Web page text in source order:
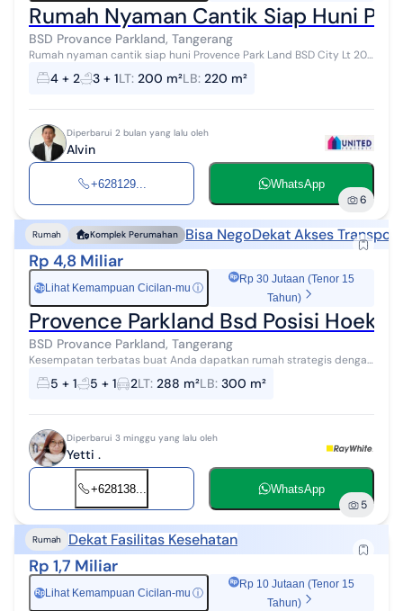
Rumah Nyaman Cantik Siap Huni
BSD Provance Parkland, Tangerang
Rumah nyaman cantik siap huni Provence Park Land BSD City Lt 200
lb 220 ( renov) Kt 4+1 km 3+1 hadap selatan HGB Info Lebih Lanjut :
Alvin Unit...
4 + 2 3 + 1LT: 200 m²LB: 220 m²
Diperbarui 2 bulan yang lalu oleh
Alvin
+628129... WhatsApp
6
Rumah Komplek Perumahan Bisa NegoDekat Akses
Rp 4,8 Miliar
Rp Lihat Kemampuan Cicilan-mu ⓘ
Rp 30 Jutaan (Tenor 15
Tahun)
Provence Parkland Bsd Posisi Hoek
BSD Provance Parkland, Tangerang
Kesempatan terbatas buat Anda dapatkan rumah strategis dengan
return investasi tinggi di BSD Provance Parkland, Tangerang. Rumah
ini menawarkan lo...
5 + 1 5 + 1 2LT: 288 m²LB: 300 m²
Diperbarui 3 minggu yang lalu oleh
Yetti .
+628138... WhatsApp
5
Rumah Dekat Fasilitas Kesehatan
Rp 1,7 Miliar
Rp Lihat Kemampuan Cicilan-mu ⓘ
Rp 10 Jutaan (Tenor 15
Tahun)